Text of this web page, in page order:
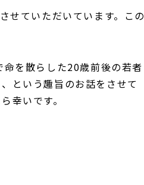
せていただいています。この
を散らした20歳前後の若者
という趣旨のお話をさせて
幸いです。